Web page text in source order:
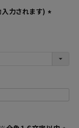
力されます)